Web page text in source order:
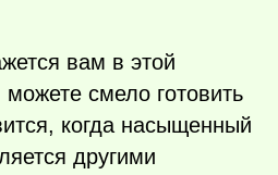
вам в этой
смело готовить
когда насыщенный
другими